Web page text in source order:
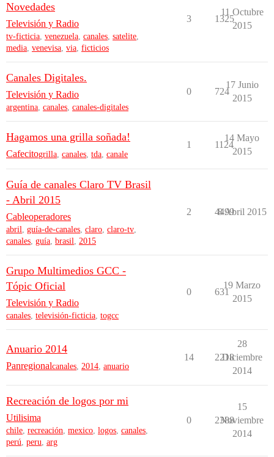
Novedades
Televisión y Radio
tv-ficticia, venezuela, canales, satelite,
media, venevisa, via, ficticios
3 1325
11 Octubre
2015
Canales Digitales.
Televisión y Radio
argentina, canales, canales-digitales
0 724
17 Junio
2015
Hagamos una grilla soñada!
Cafecitogrilla canales tda canale
1 1124
14 Mayo
2015
Guía de canales Claro TV Brasil
- Abril 2015
Cableoperadores
abril, guía-de-canales, claro, claro-tv,
canales, guía, brasil, 2015
2 4499
8 Abril 2015
Grupo Multimedios GCC -
Tópic Oficial
Televisión y Radio
canales, televisión-ficticia, togcc
0 631
19 Marzo
2015
Anuario 2014
Panregionalcanales 2014 anuario
14 2218
28
Diciembre
2014
Recreación de logos por mi
Utilisima
chile, recreación, mexico, logos, canales,
perú, peru, arg
0 2388
15
Noviembre
2014